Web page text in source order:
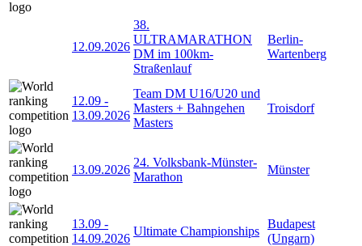
12.09.2026
38.
ULTRAMARATHON
DM im 100km-
Straßenlauf
Berlin-
Wartenberg
12.09 -
13.09.2026
Team DM U16/U20 und
Masters + Bahngehen
Masters
Troisdorf
13.09.2026
24. Volksbank-Münster-
Marathon
Münster
13.09 -
14.09.2026
Ultimate Championships
Budapest
(Ungarn)